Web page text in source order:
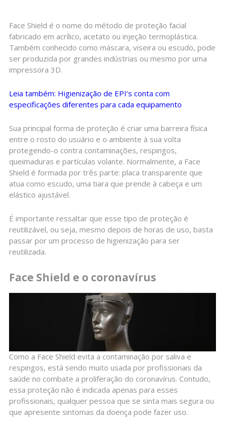
Face Shield é o nome do método de proteção facial
fabricado em acrílico, acetato ou injeção termoplástica.
Também conhecido como máscara, viseira ou escudo, pode
ser produzida por grandes indústrias ou mesmo por uma
impressora 3D.
Leia também: Higienização de EPI’s conta com
especificações diferentes para cada equipamento
Sua principal forma de proteção é criar uma barreira física
entre o rosto do usuário e o ambiente à sua volta
protegendo-o contra contaminações, respingos,
queimaduras e partículas volante. Normalmente, a Face
Shield é formada por três parte: placa transparente que
atua como escudo, uma tiara que prende à cabeça e um
elástico ajustável.
É importante ressaltar que esse tipo de proteção é
reutilizável, ou seja, mesmo depois de horas de uso, basta
passar por um processo de higienização para ser
reutilizada.
Face Shield e o coronavírus
Como a Face Shield evita a contaminação por saliva e
respingos, está sendo muito usada por profissionais da
saúde no combate a proliferação do coronavírus. Contudo,
essa proteção não é indicada apenas para esses
profissionais, qualquer pessoa que se sinta mais segura ou
que apresente sintomas da doença pode fazer uso.